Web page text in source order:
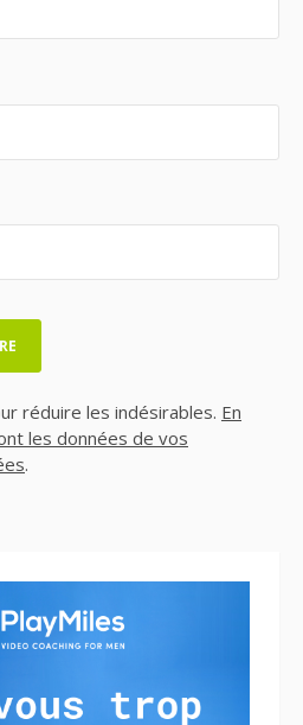
réduire les indésirables. En
les données de vos
.